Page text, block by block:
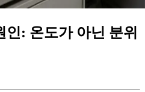
인: 온도가 아닌 분위